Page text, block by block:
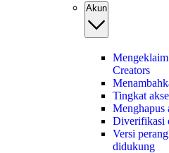
Akun
Creators
Tingkat
Menghapus
Diverifikasi
Versi
didukung